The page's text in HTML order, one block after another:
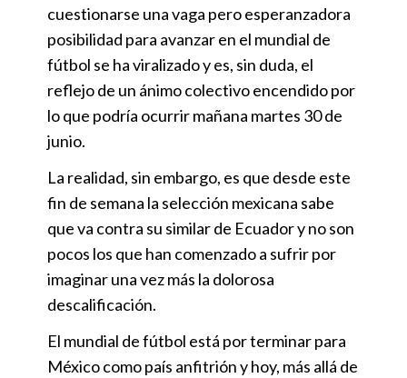
cuestionarse una vaga pero esperanzadora
posibilidad para avanzar en el mundial de
fútbol se ha viralizado y es, sin duda, el
reflejo de un ánimo colectivo encendido por
lo que podría ocurrir mañana martes 30 de
junio.
La realidad, sin embargo, es que desde este
fin de semana la selección mexicana sabe
que va contra su similar de Ecuador y no son
pocos los que han comenzado a sufrir por
imaginar una vez más la dolorosa
descalificación.
El mundial de fútbol está por terminar para
México como país anfitrión y hoy, más allá de